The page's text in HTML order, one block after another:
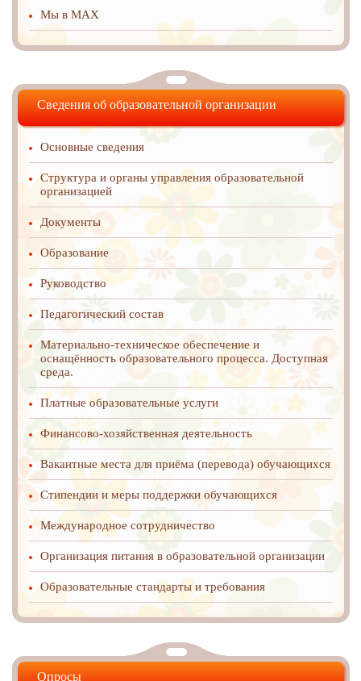
Мы в MAX
Сведения об образовательной организации
Основные сведения
Структура и органы управления образовательной
организацией
Документы
Образование
Руководство
Педагогический состав
Материально-техническое обеспечение и
оснащённость образовательного процесса. Доступная
среда.
Платные образовательные услуги
Финансово-хозяйственная деятельность
Вакантные места для приёма (перевода) обучающихся
Стипендии и меры поддержки обучающихся
Международное cотрудничество
Организация питания в образовательной организации
Образовательные стандарты и требования
Опросы